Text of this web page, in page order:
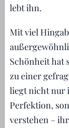
lebt ihn.
Mit viel
Schönheit hat
zu einer
liegt nicht nur
Perfektion,
verstehen –